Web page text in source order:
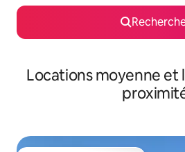
Locations moyenne et